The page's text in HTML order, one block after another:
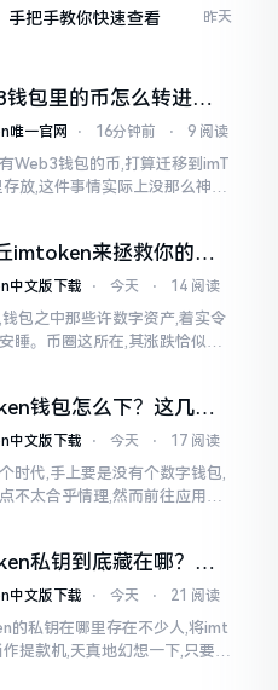
把手教你快速查看 昨天
钱包里的币怎么转进
？别慌，三步搞定
唯一官网 ⋅ 16分钟前 ⋅ 9 阅读
Web3钱包的币,打算迁移到imT
放,这件事情实际上没那么神秘
imtoken来拯救你的钱
中文版下载 ⋅ 今天 ⋅ 14 阅读
包之中那些许数字资产,着实令
睡。币圈这所在,其涨跌恰似翻
钱包怎么下？这几种
子别走歪
中文版下载 ⋅ 今天 ⋅ 17 阅读
时代,手上要是没有个数字钱包,
不太合乎情理,然而前往应用商
私钥到底藏在哪？别
对地方才安心
中文版下载 ⋅ 今天 ⋅ 21 阅读
的私钥在哪里存在不少人,将imt
提款机,天真地幻想一下,只要把